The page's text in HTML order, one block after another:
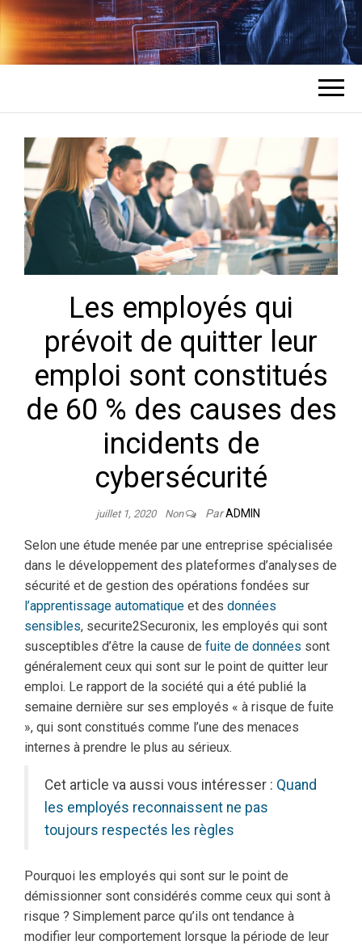
COMMENT UN
HACKER
PIRATE DES
COMPTES ?
L'expert en récupération de mots de
passe des comptes
Les employés qui
prévoit de quitter leur
emploi sont constitués
de 60 % des causes des
incidents de
cybersécurité
juillet 1, 2020 Non ParADMIN
Selon une étude menée par une entreprise spécialisée
dans le développement des plateformes d’analyses de
sécurité et de gestion des opérations fondées sur
l’apprentissage automatique et des données
sensibles, securite2Securonix, les employés qui sont
susceptibles d’être la cause de fuite de données sont
généralement ceux qui sont sur le point de quitter leur
emploi. Le rapport de la société qui a été publié la
semaine dernière sur ses employés « à risque de fuite
», qui sont constitués comme l’une des menaces
internes à prendre le plus au sérieux.
Cet article va aussi vous intéresser : Quand
les employés reconnaissent ne pas
toujours respectés les règles
Pourquoi les employés qui sont sur le point de
démissionner sont considérés comme ceux qui sont à
risque ? Simplement parce qu’ils ont tendance à
modifier leur comportement lorsque la période de leur